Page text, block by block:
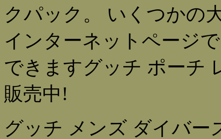
クパック。 いくつかの
インターネットページ
できますグッチ ポーチ
販売中!
グッチ メンズ ダイバー